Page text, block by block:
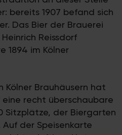
bereits 1907 befand sich
Das Bier der Brauerei
Reissdorf
1894 im Kölner
Kölner Brauhäusern hat
eine recht überschaubare
Sitzplätze, der Biergarten
der Speisenkarte